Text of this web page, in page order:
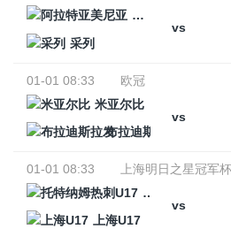
阿拉特亚美尼亚
vs
采列
01-01 08:33
欧冠
米亚尔比
vs
布拉迪斯拉发
01-01 08:33
上海明日之星冠军杯
托特纳姆热刺
vs
上海U17